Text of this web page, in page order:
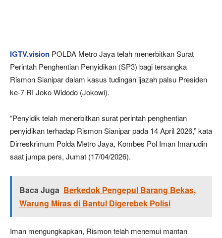
IGTV.vision POLDA Metro Jaya telah menerbitkan Surat
Perintah Penghentian Penyidikan (SP3) bagi tersangka
Rismon Sianipar dalam kasus tudingan ijazah palsu Presiden
ke-7 RI Joko Widodo (Jokowi).
“Penyidik telah menerbitkan surat perintah penghentian
penyidikan terhadap Rismon Sianipar pada 14 April 2026,” kata
Dirreskrimum Polda Metro Jaya, Kombes Pol Iman Imanudin
saat jumpa pers, Jumat (17/04/2026).
Baca Juga Berkedok Pengepul Barang Bekas,
Warung Miras di Bantul Digerebek Polisi
Iman mengungkapkan, Rismon telah menemui mantan